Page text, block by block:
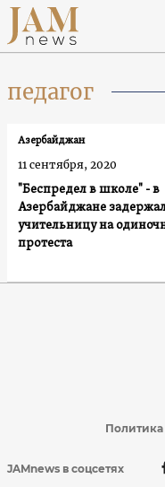
педагог
"Беспредел в школе" - в
Азербайджане
учительницу на
протеста
Азербайджан
11 сентября, 2020
JAMnews в соцсетях